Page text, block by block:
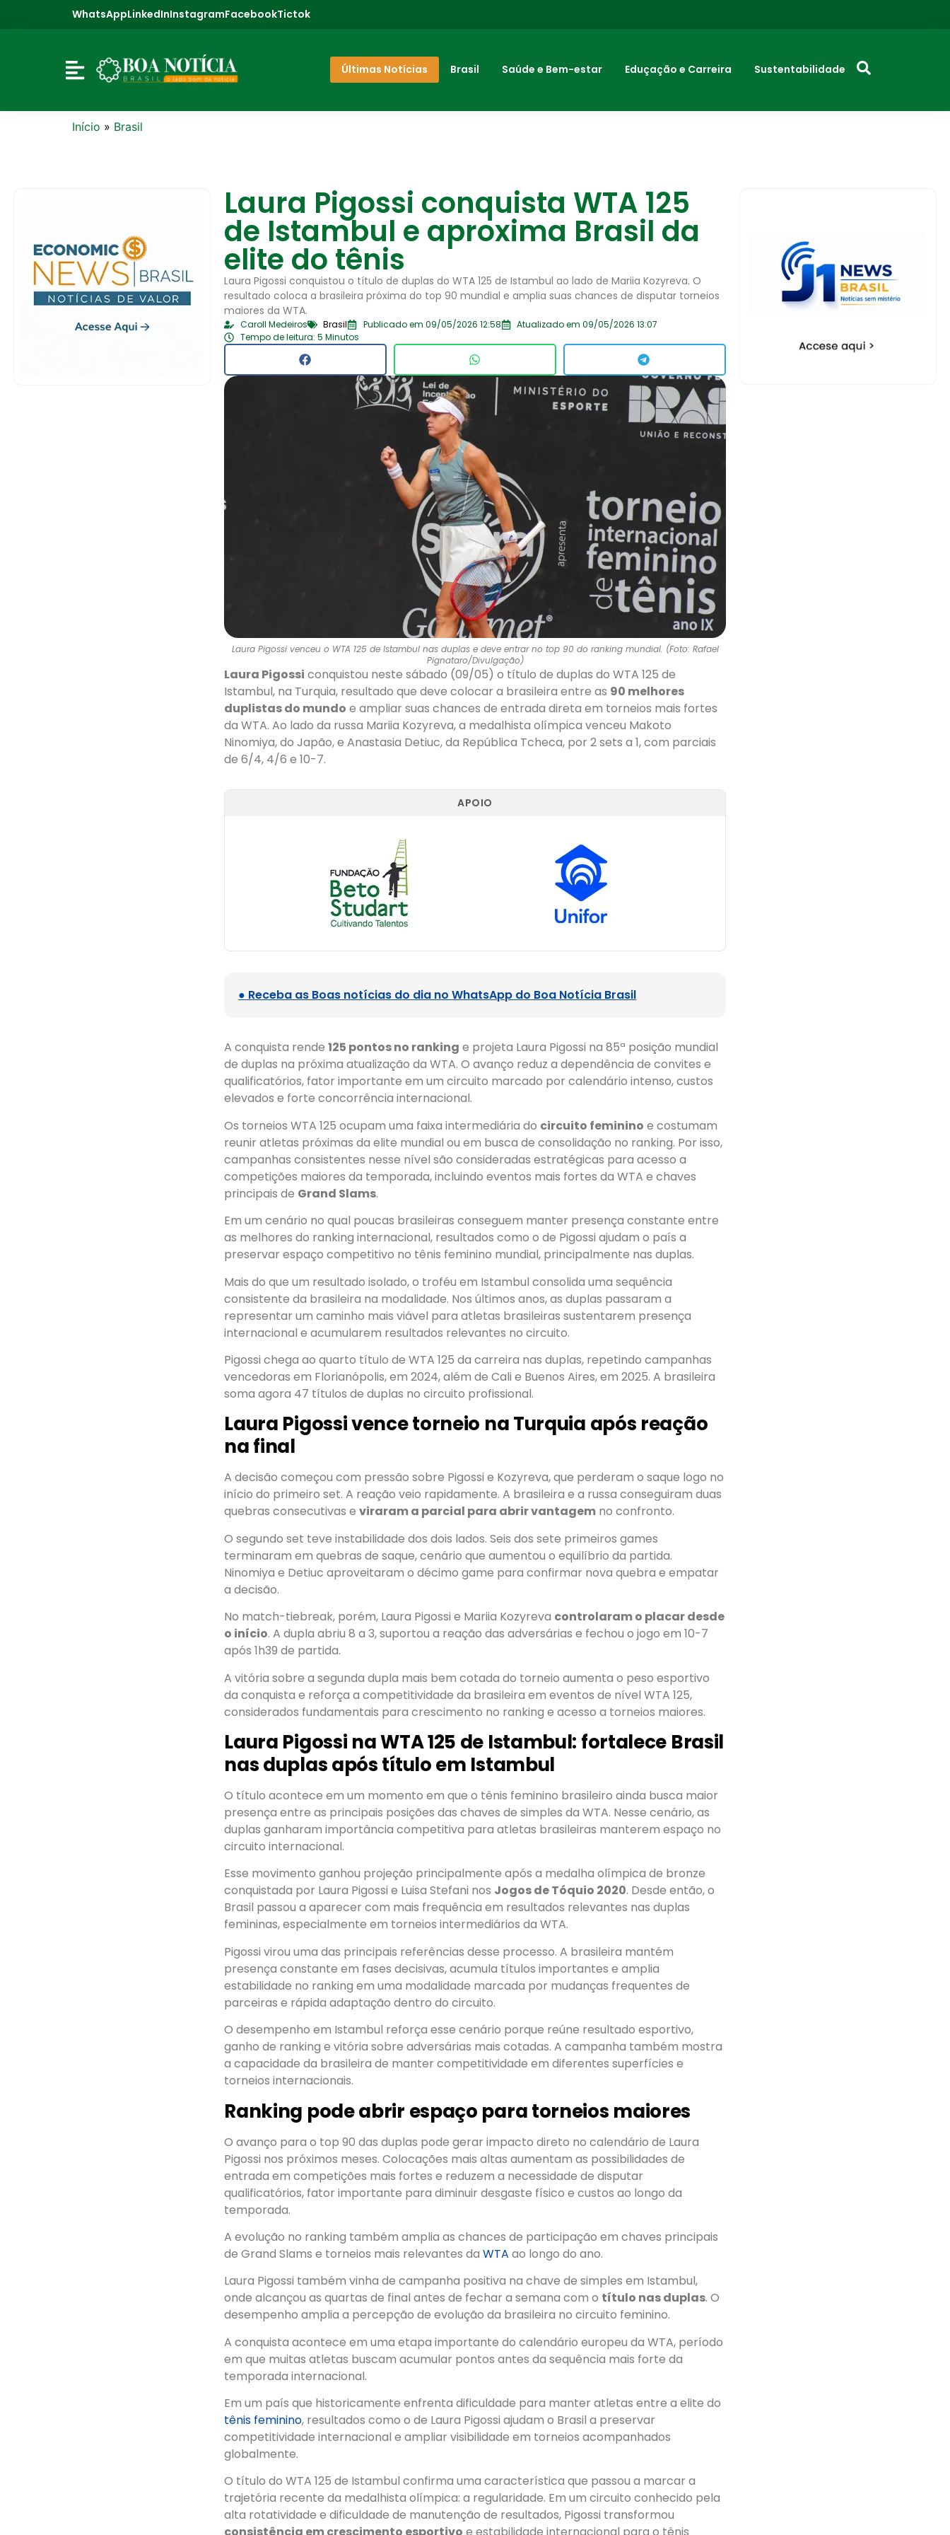
WhatsAppLinkedInInstagramFacebookTictok
Últimas Notícias Brasil Saúde e Bem-estar Eduçação e Carreira Sustentabilidade
Início » Brasil
Laura Pigossi conquista WTA 125
de Istambul e aproxima Brasil da
elite do tênis
Laura Pigossi conquistou o título de duplas do WTA 125 de Istambul ao lado de Mariia Kozyreva. O
resultado coloca a brasileira próxima do top 90 mundial e amplia suas chances de disputar torneios
maiores da WTA.
Caroll Medeiros Brasil Publicado em 09/05/2026 12:58
Atualizado em 09/05/2026 13:07
Tempo de leitura: 5 Minutos
Laura Pigossi venceu o WTA 125 de Istambul nas duplas e deve entrar no top 90 do ranking mundial. (Foto: Rafael
Pignataro/Divulgação)
Laura Pigossi conquistou neste sábado (09/05) o título de duplas do WTA 125 de
Istambul, na Turquia, resultado que deve colocar a brasileira entre as 90 melhores
duplistas do mundo e ampliar suas chances de entrada direta em torneios mais fortes
da WTA. Ao lado da russa Mariia Kozyreva, a medalhista olímpica venceu Makoto
Ninomiya, do Japão, e Anastasia Detiuc, da República Tcheca, por 2 sets a 1, com parciais
de 6/4, 4/6 e 10-7.
APOIO
● Receba as Boas notícias do dia no WhatsApp do Boa Notícia Brasil
A conquista rende125 pontos no ranking e projeta Laura Pigossi na 85ª posição mundial
de duplas na próxima atualização da WTA. O avanço reduz a dependência de convites e
qualificatórios, fator importante em um circuito marcado por calendário intenso, custos
elevados e forte concorrência internacional.
Os torneios WTA 125 ocupam uma faixa intermediária do circuito feminino e costumam
reunir atletas próximas da elite mundial ou em busca de consolidação no ranking. Por isso,
campanhas consistentes nesse nível são consideradas estratégicas para acesso a
competições maiores da temporada, incluindo eventos mais fortes da WTA e chaves
principais de Grand Slams.
Em um cenário no qual poucas brasileiras conseguem manter presença constante entre
as melhores do ranking internacional, resultados como o de Pigossi ajudam o país a
preservar espaço competitivo no tênis feminino mundial, principalmente nas duplas.
Mais do que um resultado isolado, o troféu em Istambul consolida uma sequência
consistente da brasileira na modalidade. Nos últimos anos, as duplas passaram a
representar um caminho mais viável para atletas brasileiras sustentarem presença
internacional e acumularem resultados relevantes no circuito.
Pigossi chega ao quarto título de WTA 125 da carreira nas duplas, repetindo campanhas
vencedoras em Florianópolis, em 2024, além de Cali e Buenos Aires, em 2025. A brasileira
soma agora 47 títulos de duplas no circuito profissional.
Laura Pigossi vence torneio na Turquia após reação
na final
A decisão começou com pressão sobre Pigossi e Kozyreva, que perderam o saque logo no
início do primeiro set. A reação veio rapidamente. A brasileira e a russa conseguiram duas
quebras consecutivas eviraram a parcial para abrir vantagem no confronto.
O segundo set teve instabilidade dos dois lados. Seis dos sete primeiros games
terminaram em quebras de saque, cenário que aumentou o equilíbrio da partida.
Ninomiya e Detiuc aproveitaram o décimo game para confirmar nova quebra e empatar
a decisão.
No match-tiebreak, porém, Laura Pigossi e Mariia Kozyreva controlaram o placar desde
o início. A dupla abriu 8 a 3, suportou a reação das adversárias e fechou o jogo em 10-7
após 1h39 de partida.
A vitória sobre a segunda dupla mais bem cotada do torneio aumenta o peso esportivo
da conquista e reforça a competitividade da brasileira em eventos de nível WTA 125,
considerados fundamentais para crescimento no ranking e acesso a torneios maiores.
Laura Pigossi na WTA 125 de Istambul: fortalece Brasil
nas duplas após título em Istambul
O título acontece em um momento em que o tênis feminino brasileiro ainda busca maior
presença entre as principais posições das chaves de simples da WTA. Nesse cenário, as
duplas ganharam importância competitiva para atletas brasileiras manterem espaço no
circuito internacional.
Esse movimento ganhou projeção principalmente após a medalha olímpica de bronze
conquistada por Laura Pigossi e Luisa Stefani nos Jogos de Tóquio 2020. Desde então, o
Brasil passou a aparecer com mais frequência em resultados relevantes nas duplas
femininas, especialmente em torneios intermediários da WTA.
Pigossi virou uma das principais referências desse processo. A brasileira mantém
presença constante em fases decisivas, acumula títulos importantes e amplia
estabilidade no ranking em uma modalidade marcada por mudanças frequentes de
parceiras e rápida adaptação dentro do circuito.
O desempenho em Istambul reforça esse cenário porque reúne resultado esportivo,
ganho de ranking e vitória sobre adversárias mais cotadas. A campanha também mostra
a capacidade da brasileira de manter competitividade em diferentes superfícies e
torneios internacionais.
Ranking pode abrir espaço para torneios maiores
O avanço para o top 90 das duplas pode gerar impacto direto no calendário de Laura
Pigossi nos próximos meses. Colocações mais altas aumentam as possibilidades de
entrada em competições mais fortes e reduzem a necessidade de disputar
qualificatórios, fator importante para diminuir desgaste físico e custos ao longo da
temporada.
A evolução no ranking também amplia as chances de participação em chaves principais
de Grand Slams e torneios mais relevantes daWTA ao longo do ano.
Laura Pigossi também vinha de campanha positiva na chave de simples em Istambul,
onde alcançou as quartas de final antes de fechar a semana com o título nas duplas. O
desempenho amplia a percepção de evolução da brasileira no circuito feminino.
A conquista acontece em uma etapa importante do calendário europeu da WTA, período
em que muitas atletas buscam acumular pontos antes da sequência mais forte da
temporada internacional.
Em um país que historicamente enfrenta dificuldade para manter atletas entre a elite do
tênis feminino, resultados como o de Laura Pigossi ajudam o Brasil a preservar
competitividade internacional e ampliar visibilidade em torneios acompanhados
globalmente.
O título do WTA 125 de Istambul confirma uma característica que passou a marcar a
trajetória recente da medalhista olímpica: a regularidade. Em um circuito conhecido pela
alta rotatividade e dificuldade de manutenção de resultados, Pigossi transformou